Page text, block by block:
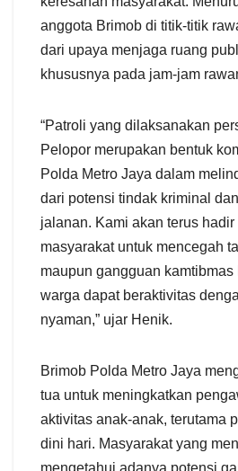
anggota Brimob di titik-titik
dari upaya menjaga ruang
khususnya pada jam-jam
“Patroli yang dilaksanakan
Pelopor merupakan bentuk
Polda Metro Jaya dalam
dari potensi tindak kriminal
jalanan. Kami akan terus hadir
masyarakat untuk mencegah
maupun gangguan
warga dapat beraktivitas
nyaman,” ujar Henik.
Brimob Polda Metro Jaya
tua untuk meningkatkan
aktivitas anak-anak, terutama
dini hari. Masyarakat yang
mengetahui adanya potensi